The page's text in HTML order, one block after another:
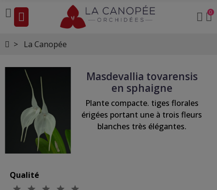
0
La Canopée
Masdevallia tovarensis
en sphaigne
Plante compacte. tiges florales
érigées portant une à trois fleurs
blanches très élégantes.
Qualité